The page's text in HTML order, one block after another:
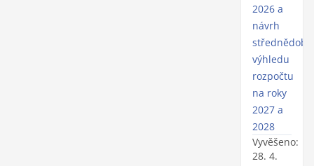
2026 a
návrh
výhledu
rozpočtu
na roky
2027 a
2028
Vyvěšeno:
28. 4.